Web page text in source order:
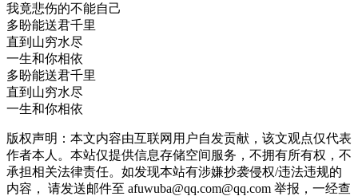
我竟悲伤的不能自己
多盼能送君千里
直到山穷水尽
一生和你相依
多盼能送君千里
直到山穷水尽
一生和你相依
版权声明：本文内容由互联网用户自发贡献，该文观点仅代表
作者本人。本站仅提供信息存储空间服务，不拥有所有权，不
承担相关法律责任。如发现本站有涉嫌抄袭侵权/违法违规的
内容， 请发送邮件至 afuwuba@qq.com@qq.com 举报，一经查